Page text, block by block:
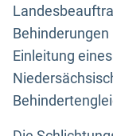
Einleitung